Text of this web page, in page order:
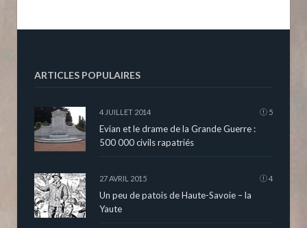
ARTICLES POPULAIRES
4 JUILLET 2014 5
Evian et le drame de la Grande Guerre :
500 000 civils rapatriés
27 AVRIL 2015 4
Un peu de patois de Haute-Savoie – la
Yaute